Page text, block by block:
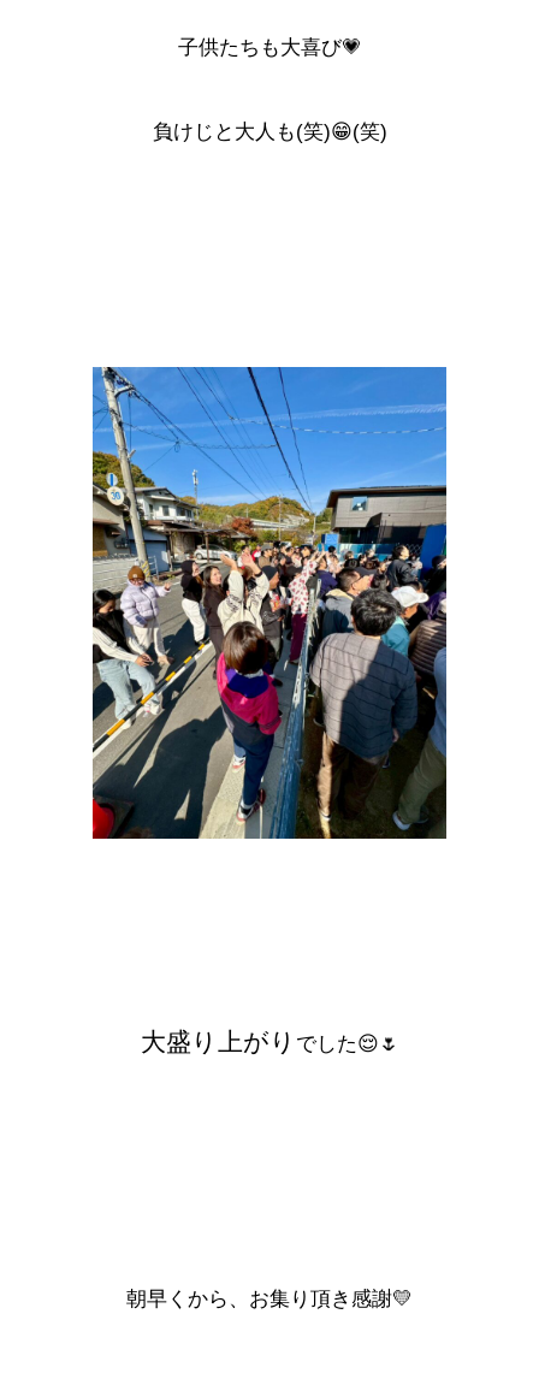
子供たちも大喜び💗
負けじと大人も(笑)😁(笑)
大盛り上がり でした😌🌷
朝早くから、お集り頂き感謝💛